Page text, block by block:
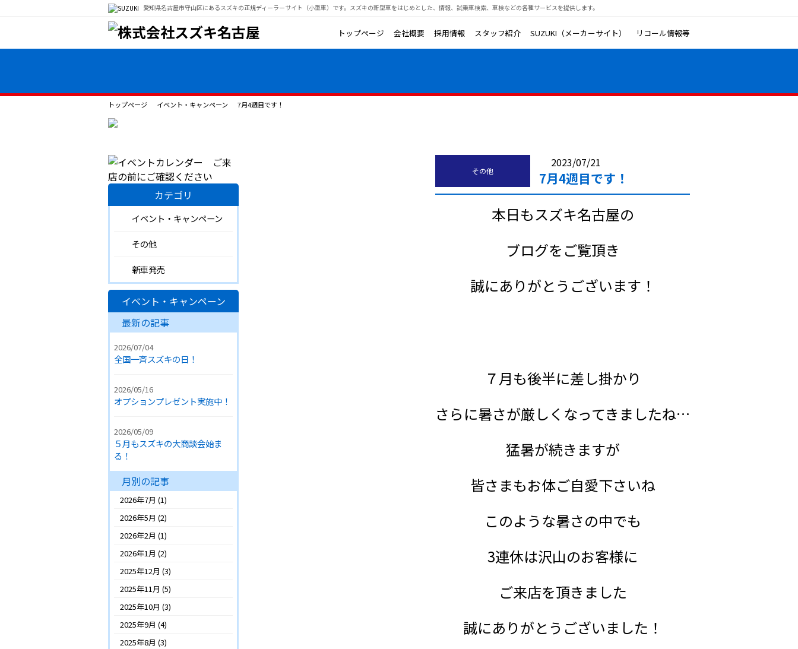
愛知県名古屋市守山区にあるスズキの正規ディーラーサイト（小型車）です。 スズキの新型車をはじめとした、情報、試乗車検索、車検などの各種サービスを提供します。
トップページ 会社概要 採用情報 スタッフ紹介 SUZUKI（メーカーサイト） リコール情報等
トップページ イベント・キャンペーン 7月4週目です！
その他
2023/07/21
7月4週目です！
本日もスズキ名古屋の
ブログをご覧頂き
誠にありがとうございます！
７月も後半に差し掛かり
さらに暑さが厳しくなってきましたね…
猛暑が続きますが
皆さまもお体ご自愛下さいね
このような暑さの中でも
3連休は沢山のお客様に
ご来店を頂きました
誠にありがとうございました！
カテゴリ
イベント・キャンペーン
その他
新車発売
イベント・キャンペーン
最新の記事
2026/07/04
全国一斉スズキの日！
2026/05/16
オプションプレゼント実施中！
2026/05/09
５月もスズキの大商談会始ま
る！
月別の記事
2026年7月 (1)
2026年5月 (2)
2026年2月 (1)
2026年1月 (2)
2025年12月 (3)
2025年11月 (5)
2025年10月 (3)
2025年9月 (4)
2025年8月 (3)